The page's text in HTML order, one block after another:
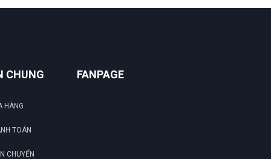
CHUNG
HÀNG
TOÁN
CHUYỂN
FANPAGE